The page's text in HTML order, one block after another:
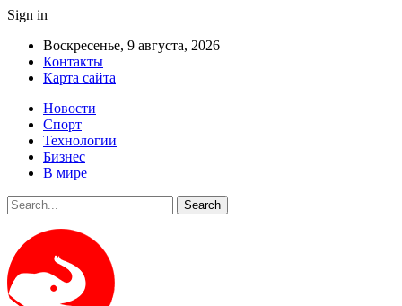
Sign in
Воскресенье, 9 августа, 2026
Контакты
Карта сайта
Новости
Спорт
Технологии
Бизнес
В мире